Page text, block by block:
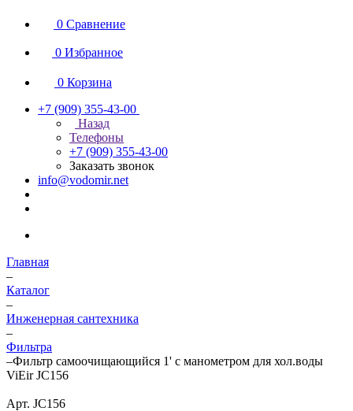
0 Сравнение
0 Избранное
0 Корзина
+7 (909) 355-43-00
Назад
Телефоны
+7 (909) 355-43-00
Заказать звонок
info@vodomir.net
Главная
–
Каталог
–
Инженерная сантехника
–
Фильтра
–Фильтр самоочищающийся 1' с манометром для хол.воды
ViEir JC156
Арт. JC156